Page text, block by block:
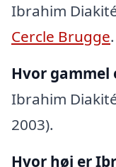
Ibrahim
Cercle Brugge.
Hvor gammel
Ibrahim
2003).
Hvor høj er